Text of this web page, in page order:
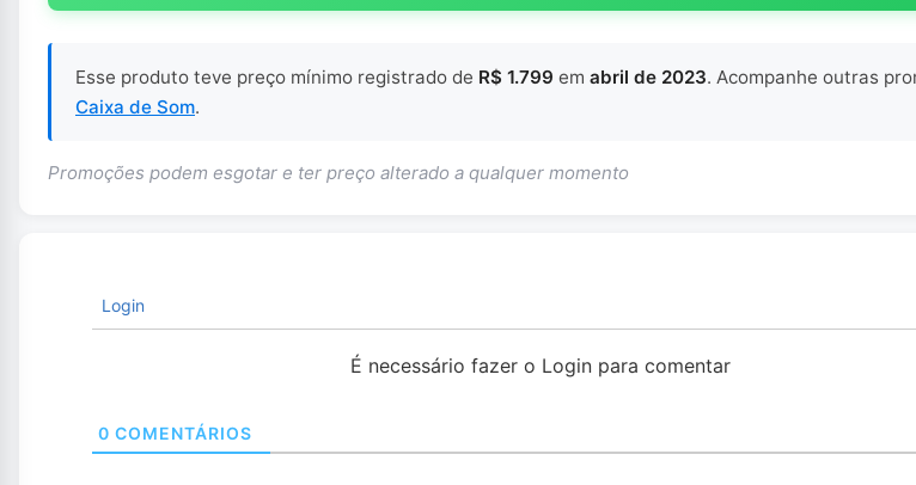
Esse produto teve preço mínimo registrado de R$ 1.799 em abril de 2023. Acompanhe outras
Caixa de Som.
Promoções podem esgotar e ter preço alterado a qualquer momento
Login
É necessário fazer o Login para comentar
0 COMENTÁRIOS